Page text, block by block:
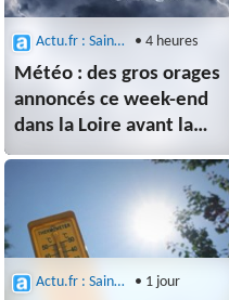
Actu.fr : Saint-Etienne • 4 heures
Météo : des gros orages
annoncés ce week-end
dans la Loire avant la
canicule, voici où
Actu.fr : Saint-Etienne • 1 jour